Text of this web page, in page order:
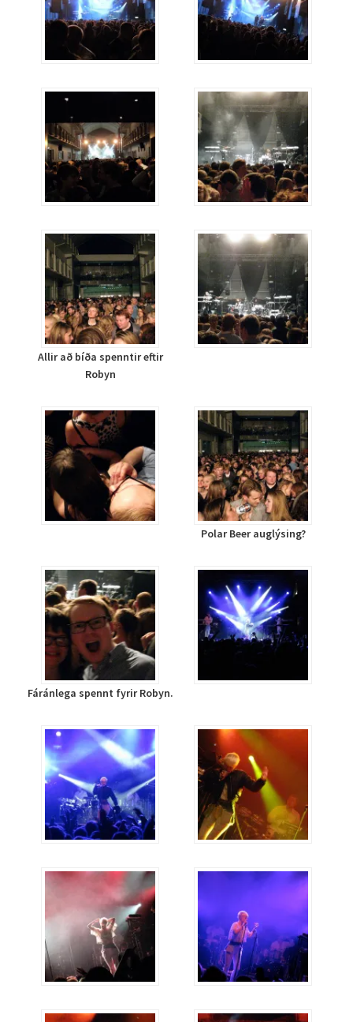
Allir að bíða spenntir eftir
Robyn
Polar Beer auglýsing?
Fáránlega spennt fyrir Robyn.